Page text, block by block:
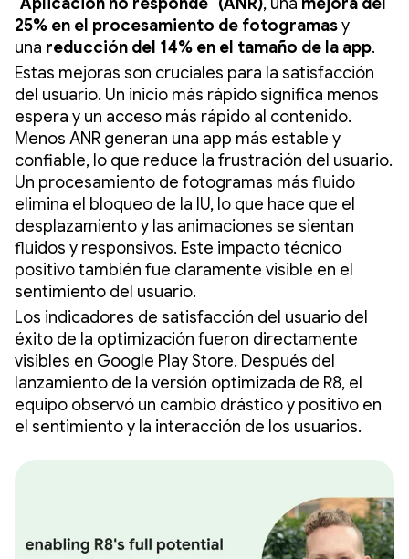
25% en el procesamiento de fotogramasy
una reducción del 14% en el tamaño de la app.
Estas mejoras son cruciales para la satisfacción
del usuario. Un inicio más rápido significa menos
espera y un acceso más rápido al contenido.
Menos ANR generan una app más estable y
confiable, lo que reduce la frustración del usuario.
Un procesamiento de fotogramas más fluido
elimina el bloqueo de la IU, lo que hace que el
desplazamiento y las animaciones se sientan
fluidos y responsivos. Este impacto técnico
positivo también fue claramente visible en el
sentimiento del usuario.
Los indicadores de satisfacción del usuario del
éxito de la optimización fueron directamente
visibles en Google Play Store. Después del
lanzamiento de la versión optimizada de R8, el
equipo observó un cambio drástico y positivo en
el sentimiento y la interacción de los usuarios.